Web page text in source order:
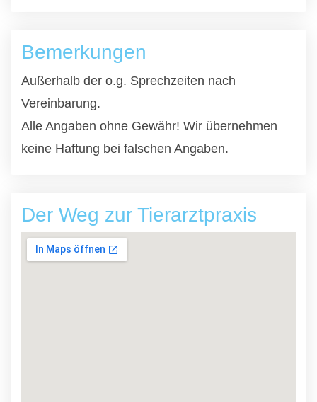
Bemerkungen
Außerhalb der o.g. Sprechzeiten nach
Vereinbarung.
Alle Angaben ohne Gewähr! Wir übernehmen
keine Haftung bei falschen Angaben.
Der Weg zur Tierarztpraxis